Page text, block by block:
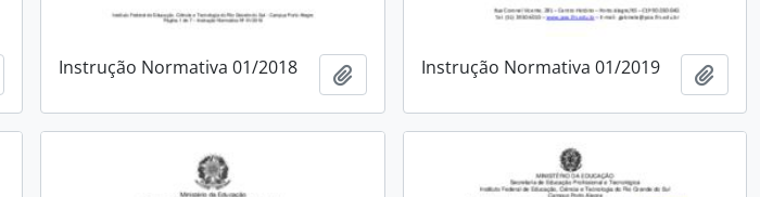
Adicionar a área de transferência
Instrução Normativa 01/2018 Adicionar a área de transferência
Instrução Normativa 01/2019